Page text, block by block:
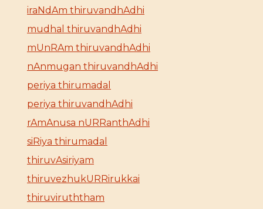
iraNdAm thiruvandhAdhi
mudhal thiruvandhAdhi
mUnRAm thiruvandhAdhi
nAnmugan thiruvandhAdhi
periya thirumadal
periya thiruvandhAdhi
rAmAnusa nURRanthAdhi
siRiya thirumadal
thiruvAsiriyam
thiruvezhukURRirukkai
thiruviruththam